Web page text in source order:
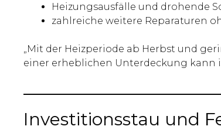
Heizungsausfälle und drohende
zahlreiche weitere Reparaturen
„Mit der Heizperiode ab Herbst und
einer erheblichen Unterdeckung kann
Investitionsstau und